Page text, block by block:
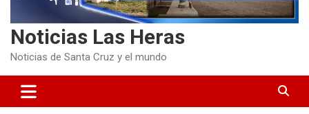
Noticias Las Heras
Noticias de Santa Cruz y el mundo